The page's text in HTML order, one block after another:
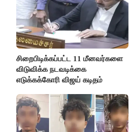
சிறைபிடிக்கப்பட்ட 11 மீனவர்களை
விடுவிக்க நடவடிக்கை
எடுக்கக்கோரி விஜய் கடிதம்